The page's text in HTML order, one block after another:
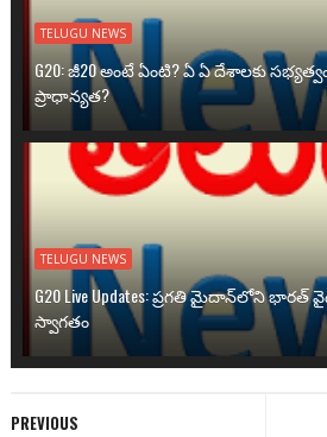
TELUGU NEWS
G20: జీ20 అంటే ఏంటి? ఏ ఏ దేశాలకు
ప్రాధాన్యత?
TELUGU NEWS
G20 Live Updates: ప్రగతి మైదాన్‌లోని భారత్
స్వాగతం
PREVIOUS